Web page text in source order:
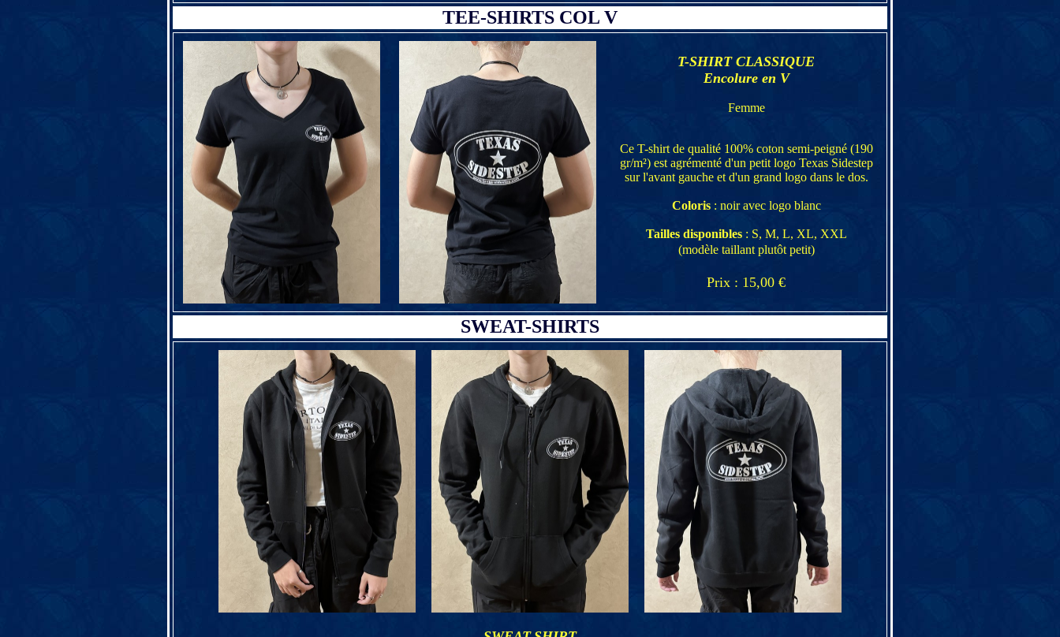
TEE-SHIRTS COL V
T-SHIRT CLASSIQUE
Encolure en V
Femme
Ce T-shirt de qualité 100% coton semi-peigné (190
gr/m²) est agrémenté d'un petit logo Texas Sidestep
sur l'avant gauche et d'un grand logo dans le dos.
Coloris: noir avec logo blanc
Tailles disponibles: S, M, L, XL, XXL
(modèle taillant plutôt petit)
Prix : 15,00 €
SWEAT-SHIRTS